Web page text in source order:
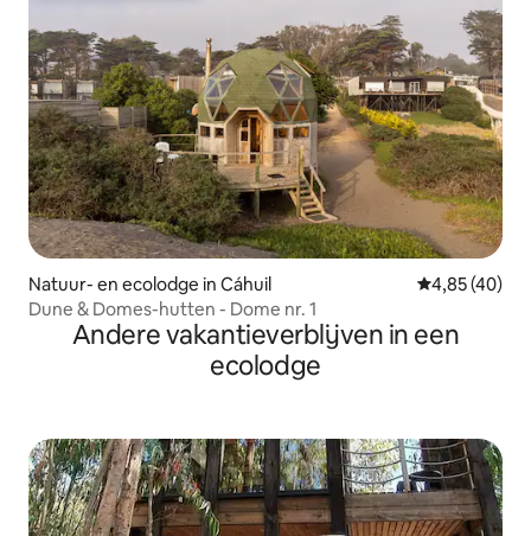
Natuur- en ecolodge in Cáhuil Gemiddelde
4,85 (40)
Dune & Domes-hutten - Dome nr. 1
Andere vakantieverblijven in een
ecolodge